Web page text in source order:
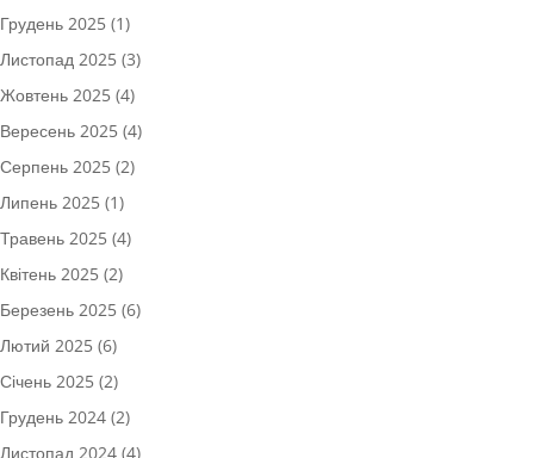
Грудень 2025 (1)
Листопад 2025 (3)
Жовтень 2025 (4)
Вересень 2025 (4)
Серпень 2025 (2)
Липень 2025 (1)
Травень 2025 (4)
Квітень 2025 (2)
Березень 2025 (6)
Лютий 2025 (6)
Січень 2025 (2)
Грудень 2024 (2)
Листопад 2024 (4)